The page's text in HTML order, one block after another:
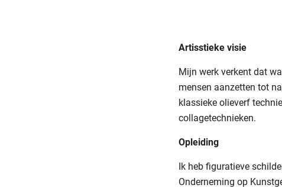
Artisstieke visie
Mijn werk verkent dat
mensen aanzetten tot
klassieke olieverf
collagetechnieken.
Opleiding
Ik heb figuratieve
Onderneming op